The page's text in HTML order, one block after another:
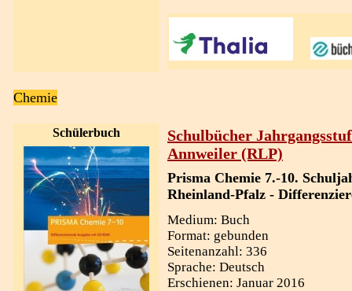
Chemie
Schülerbuch
Schulbücher
Annweiler (RLP)
Prisma Chemie 7.-10.
Rheinland-Pfalz -
Medium: Buch
Format: gebunden
Seitenanzahl: 336
Sprache: Deutsch
Erschienen: Januar 2016